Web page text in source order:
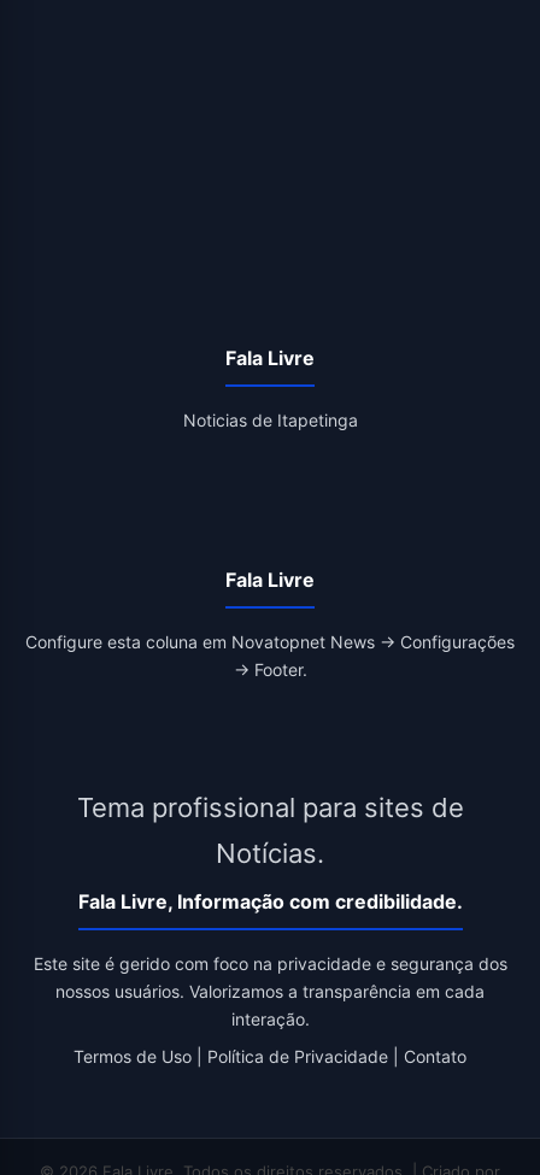
Fala Livre
Noticias de Itapetinga
Fala Livre
Configure esta coluna em Novatopnet News → Configurações
→ Footer.
Tema profissional para sites de
Notícias.
Fala Livre, Informação com credibilidade.
Este site é gerido com foco na privacidade e segurança dos
nossos usuários. Valorizamos a transparência em cada
interação.
Termos de Uso
Política de Privacidade Contato